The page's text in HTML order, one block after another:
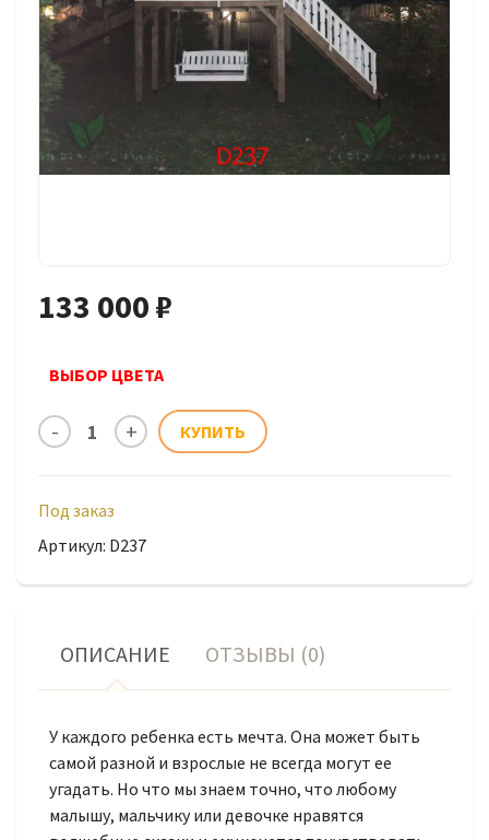
133 000 ₽
ВЫБОР ЦВЕТА
Под заказ
Артикул: D237
ОПИСАНИЕ ОТЗЫВЫ (0)
У каждого ребенка есть мечта. Она может быть
самой разной и взрослые не всегда могут ее
угадать. Но что мы знаем точно, что любому
малышу, мальчику или девочке нравятся